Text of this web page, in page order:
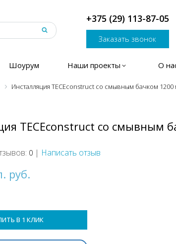
+375 (29) 113-87-05
Заказать звонок
Шоурум Наши проекты О
Инсталляция TECEconstruct со смывным бачком 1200
TECEconstruct со смывным
0 | Написать отзыв
руб.
В 1 КЛИК